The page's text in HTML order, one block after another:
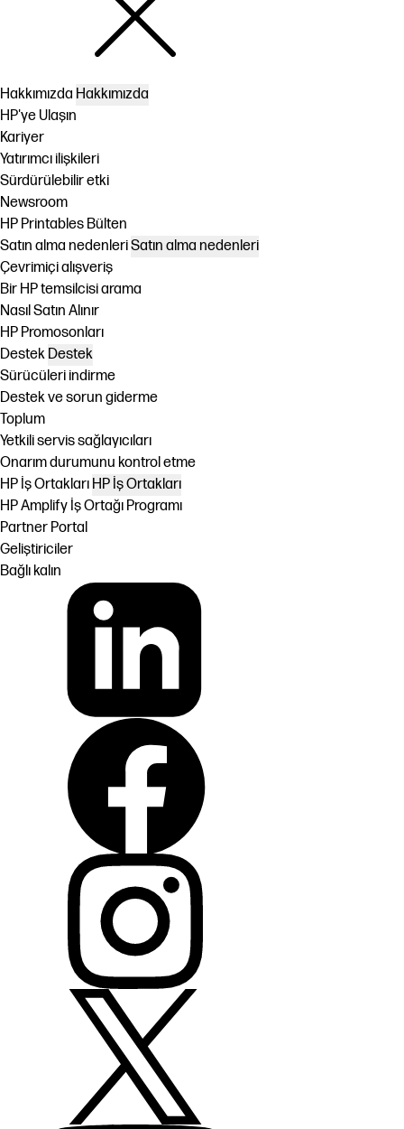
Hakkımızda Hakkımızda
HP'ye Ulaşın
Kariyer
Yatırımcı ilişkileri
Sürdürülebilir etki
Newsroom
HP Printables Bülten
Satın alma nedenleriSatın alma nedenleri
Çevrimiçi alışveriş
Bir HP temsilcisi arama
Nasıl Satın Alınır
HP Promosonları
Destek Destek
Sürücüleri indirme
Destek ve sorun giderme
Toplum
Yetkili servis sağlayıcıları
Onarım durumunu kontrol etme
HP İş Ortakları HP İş Ortakları
HP Amplify İş Ortağı Programı
Partner Portal
Geliştiriciler
Bağlı kalın